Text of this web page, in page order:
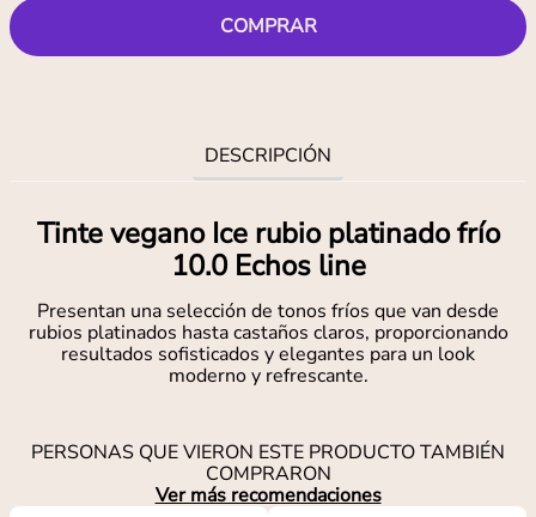
COMPRAR
DESCRIPCIÓN
Tinte vegano Ice rubio platinado frío
10.0 Echos line
Presentan una selección de tonos fríos que van desde
rubios platinados hasta castaños claros, proporcionando
resultados sofisticados y elegantes para un look
moderno y refrescante.
PERSONAS QUE VIERON ESTE PRODUCTO TAMBIÉN
COMPRARON
Ver más recomendaciones